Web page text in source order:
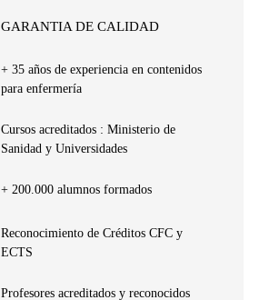
GARANTIA DE CALIDAD
+ 35 años de experiencia en contenidos
para enfermería
Cursos acreditados : Ministerio de
Sanidad y Universidades
+ 200.000 alumnos formados
Reconocimiento de Créditos CFC y
ECTS
Profesores acreditados y reconocidos